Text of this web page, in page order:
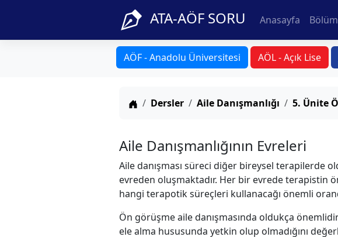
ATA-AÖF SORU Anasayfa
AÖF - Anadolu Üniversitesi AÖL - Açık Lise
Anasayfa
Dersler Aile Danışmanlığı 5. Ünite
Aile Danışmanlığının Evreleri
Aile danışması süreci diğer bireysel terapilerde
evreden oluşmaktadır. Her bir evrede terapistin
hangi terapotik süreçleri kullanacağı önemli
Ön görüşme aile danışmasında oldukça
ele alma hususunda yetkin olup olmadığını